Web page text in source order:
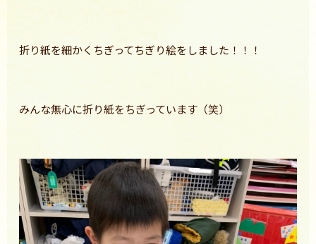
折り紙を細かくちぎってちぎり絵をしました！！！
みんな無心に折り紙をちぎっています（笑）